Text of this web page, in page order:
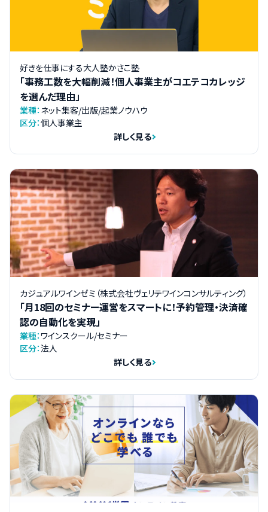
好きを仕事にする大人塾かさこ塾
「事務工数を大幅削減！個人事業主がコエテコカレッジ
を選んだ理由」
業種： ネット集客/出版/起業ノウハウ
区分：個人事業主
詳しく見る
カジュアルワインゼミ（株式会社ヴェリテワインコンサルティング）
「月18回のセミナー運営をスマートに！予約管理・決済確
認の自動化を実現」
業種：ワインスクール/セミナー
区分：法人
詳しく見る